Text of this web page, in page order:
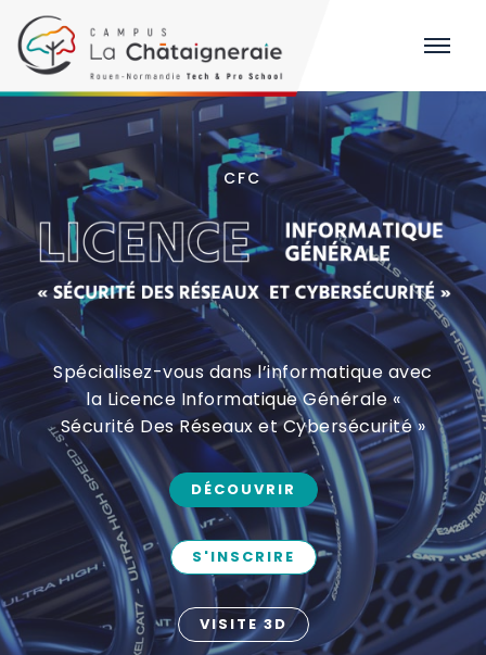
CFC
Spécialisez-vous dans l’informatique avec
la Licence Informatique Générale «
Sécurité Des Réseaux et Cybersécurité »
DÉCOUVRIR
S'INSCRIRE
VISITE 3D